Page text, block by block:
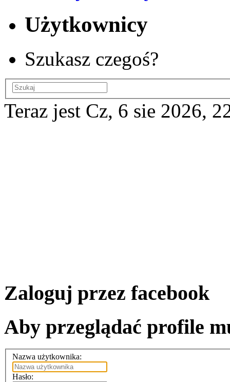
Użytkownicy
Szukasz czegoś?
Teraz jest Cz, 6 sie 2026,
Zaloguj przez facebook
Aby przeglądać profile
Nazwa użytkownika:
Hasło: